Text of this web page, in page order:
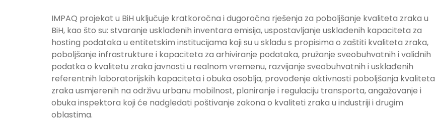
IMPAQ projekat u BiH uključuje kratkoročna i dugoročna rješenja za poboljšanje kvaliteta zraka u
BiH, kao što su: stvaranje usklađenih inventara emisija, uspostavljanje usklađenih kapaciteta za
hosting podataka u entitetskim institucijama koji su u skladu s propisima o zaštiti kvaliteta zraka,
poboljšanje infrastrukture i kapaciteta za arhiviranje podataka, pružanje sveobuhvatnih i validnih
podatka o kvalitetu zraka javnosti u realnom vremenu, razvijanje sveobuhvatnih i usklađenih
referentnih laboratorijskih kapaciteta i obuka osoblja, provođenje aktivnosti poboljšanja kvaliteta
zraka usmjerenih na održivu urbanu mobilnost, planiranje i regulaciju transporta, angažovanje i
obuka inspektora koji će nadgledati poštivanje zakona o kvaliteti zraka u industriji i drugim
oblastima.